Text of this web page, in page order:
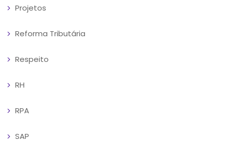
Projetos
Reforma Tributária
Respeito
RH
RPA
SAP